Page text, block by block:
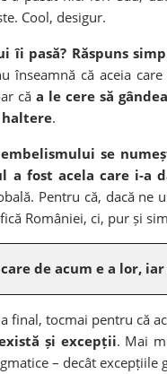
Cool, desigur.
îi pasă? Răspuns
înseamnă că aceia
căa le cere să
.
se
a fost acela care i-a
Pentru că, dacă ne
României, ci, pur și
de acum e a lor,
final, tocmai pentru că
și excepții. Mai
– decât excepțiile